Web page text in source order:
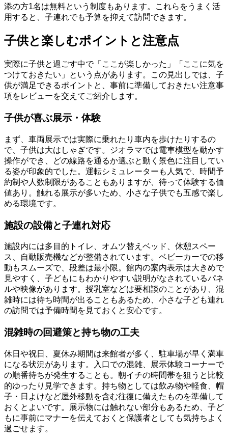
添の方1名は無料という制度もあります。これらをうまく活
用すると、子連れでも予算を抑えて訪問できます。
子供と楽しむポイントと注意点
実際に子供と過ごす中で「ここが楽しかった」「ここに気を
つけておきたい」という点があります。この見出しでは、子
供が満足できるポイントと、事前に準備しておきたい注意事
項をレビューを交えてご紹介します。
子供が喜ぶ展示・体験
まず、車両展示では実際に乗れたり車内を歩けたりするの
で、子供は大はしゃぎです。ジオラマでは電車模型を動かす
操作ができ、どの線路を通るか選ぶと動く景色に注目してい
る姿が印象的でした。運転シミュレーターも人気で、時間予
約制や人数制限があることもありますが、待って体験する価
値あり。触れる展示が多いため、小さな子供でも五感で楽し
める環境です。
施設の設備と子連れ対応
施設内には多目的トイレ、オムツ替えベッド、休憩スペー
ス、自動販売機などが整備されています。ベビーカーでの移
動もスムーズで、段差は最小限。館内の案内表示は大きめで
見やすく、子どもにもわかりやすい説明がなされているパネ
ルや映像があります。授乳室などは要相談のことがあり、混
雑時には待ち時間が出ることもあるため、小さな子ども連れ
の訪問では予備時間を見ておくと安心です。
混雑時の回避策と持ち物の工夫
休日や祝日、夏休み期間は来館者が多く、駐車場が早く満車
になる状況があります。入口での混雑、展示体験コーナーで
の順番待ちが発生することも。朝イチの時間帯を狙うと比較
的ゆったり見学できます。持ち物としては飲み物や軽食、帽
子・日よけなど屋外移動を含む往復に備えたものを準備して
おくとよいです。展示物には触れない部分もあるため、子ど
もに事前にマナーを伝えておくと保護者としても気持ちよく
過ごせます。